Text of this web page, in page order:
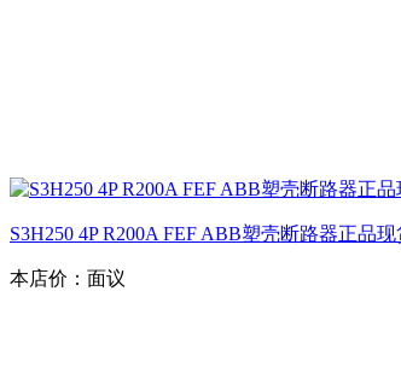
S3H250 4P R200A FEF ABB塑壳断路器正品
本店价： 面议